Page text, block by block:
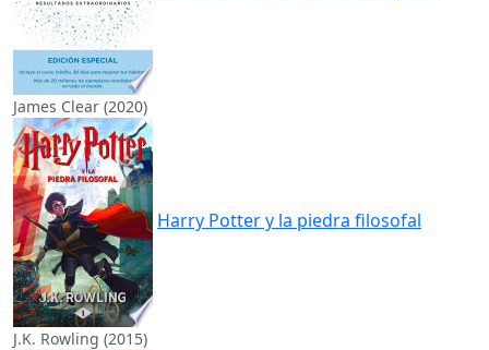
James Clear (2020)
Harry Potter y la piedra filosofal
J.K. Rowling (2015)